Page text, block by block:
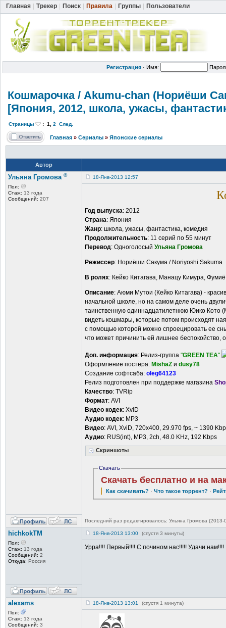
Главная Трекер Поиск Правила Группы Пользователи
Регистрация · Имя:
Кошмарочка / Akumu-chan (Нориёши
[Япония, 2012, школа, ужасы,
Страницы : 1 2 След.
Главная » Сериалы » Японские сериалы
Автор
Ульяна Громова ®
Пол:
Стаж: 13 года
Сообщений: 207
18-Янв-2013 12:57
Год выпуска: 2012
Страна: Япония
Жанр: школа, ужасы, фантастика, комедия
Продолжительность: 11 серий по 55 минут
Перевод: Одноголосый Ульяна Громова
Режиссер: Нориёши Сакума / Noriyoshi Sakuma
В ролях: Кейко Китагава, Манацу Кимура,
Описание: Аюми Мутои (Кейко Китагава) -
начальной школе, но на самом деле очень
таинственную одиннадцатилетнюю Юико Кото
видеть кошмары, которые потом происходят
с помощью которой можно спроецировать ее
что может причинить ей лишнее беспокойство,
Доп. информация: Релиз-группа "GREEN TEA"
Оформление постера: MishaZ и dusy78
Создание софтсаба: oleg64123
Релиз подготовлен при поддержке магазина
Качество: TVRip
Формат: AVI
Видео кодек: XviD
Аудио кодек: MP3
Видео: AVI, XviD, 720х400, 29.970 fps, ~ 1390
Аудио: RUS(int), MP3, 2ch, 48.0 KHz, 192 Kbps
Скриншоты
Скачать
Скачать бесплатно и на
Как скачивать? · Что такое торрент? ·
Последний раз редактировалось: Ульяна Громова
hichkokTM
Пол:
Стаж: 13 года
Сообщений: 2
Откуда: Россия
18-Янв-2013 13:00 (спустя 3 минуты)
Урра!!!! Первый!!!! С почином нас!!!!! Удачи нам!!!!
alexams
Пол:
Стаж: 13 года
Сообщений: 3
18-Янв-2013 13:01 (спустя 1 минута)